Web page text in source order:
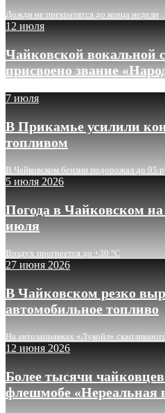
Дожди не прекратятся до конца недели
12 июля
Чайковской вокальной
присвоено звание
7 июля
В Прикамье усилили
топливом
В Чайковском бензин подорожал до 95
5 июля 2026
Погода в Чайковском на
июля
Воздух прогреется до +30 °C
27 июня 2026
В Чайковском резко
автомобильное топливо
На автозаправках «Лукойл»
12 июня 2026
Более тысячи
флешмобе «Нереальная